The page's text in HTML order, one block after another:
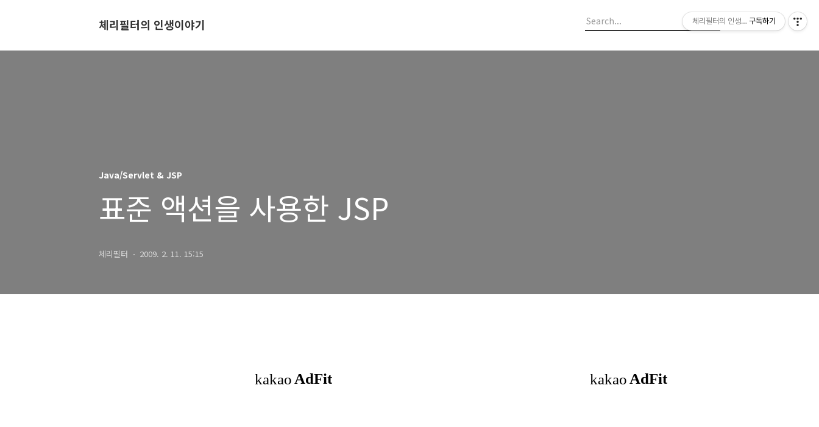
체리필터의 인생이야기
Java/Servlet & JSP
표준 액션을 사용한 JSP
체리필터 2009. 2. 11. 15:15
체리필터의 인생이야기구독하기